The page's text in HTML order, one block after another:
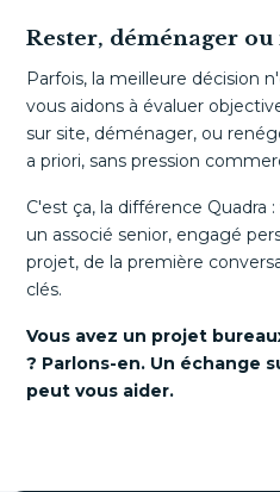
Rester, déménager ou
Parfois, la meilleure décision
vous aidons à évaluer
sur site, déménager, ou
a priori, sans pression
C'est ça, la différence Quadra
un associé senior, engagé
projet, de la première
clés.
Vous avez un projet
? Parlons-en. Un échange
peut vous aider.